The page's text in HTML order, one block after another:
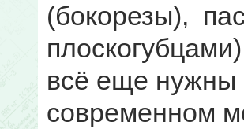
(бокорезы),
всё еще нужны
современном